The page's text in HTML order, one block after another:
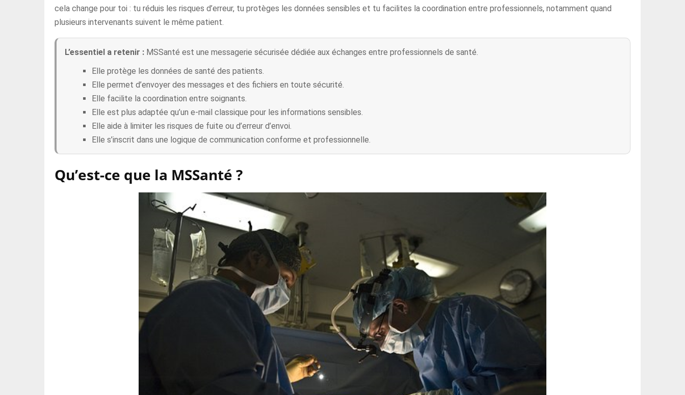
cela change pour toi : tu réduis les risques d’erreur, tu protèges les données sensibles et tu facilites la coordination entre professionnels, notamment quand
plusieurs intervenants suivent le même patient.
L’essentiel a retenir : MSSanté est une messagerie sécurisée dédiée aux échanges entre professionnels de santé.
Elle protège les données de santé des patients.
Elle permet d’envoyer des messages et des fichiers en toute sécurité.
Elle facilite la coordination entre soignants.
Elle est plus adaptée qu’un e-mail classique pour les informations sensibles.
Elle aide à limiter les risques de fuite ou d’erreur d’envoi.
Elle s’inscrit dans une logique de communication conforme et professionnelle.
Qu’est-ce que la MSSanté ?